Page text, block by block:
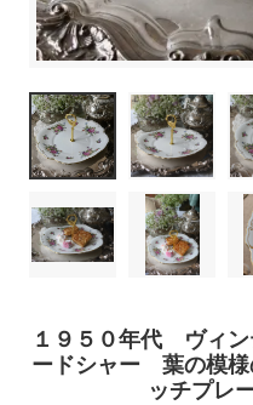
１９５０年代 ヴィ
ードシャー 葉の模様
ッチプレ